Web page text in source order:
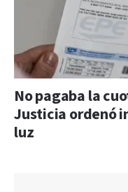
No pagaba la
Justicia ordenó
luz